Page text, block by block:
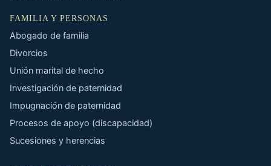
FAMILIA Y PERSONAS
Abogado de familia
Divorcios
Unión marital de hecho
Investigación de paternidad
Impugnación de paternidad
Procesos de apoyo (discapacidad)
Sucesiones y herencias